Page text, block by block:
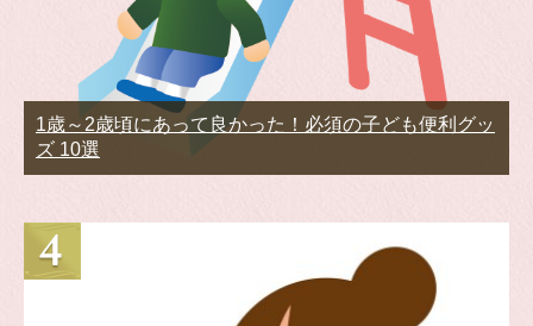
1歳～2歳頃にあって良かった！必須の子ども便利グッ
ズ 10選